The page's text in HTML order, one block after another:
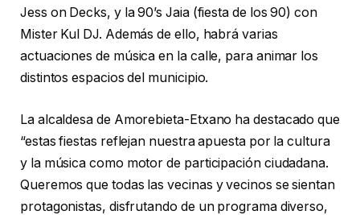
Jess on Decks, y la 90’s Jaia (fiesta de los 90) con
Mister Kul DJ. Además de ello, habrá varias
actuaciones de música en la calle, para animar los
distintos espacios del municipio.
La alcaldesa de Amorebieta-Etxano ha destacado que
“estas fiestas reflejan nuestra apuesta por la cultura
y la música como motor de participación ciudadana.
Queremos que todas las vecinas y vecinos se sientan
protagonistas, disfrutando de un programa diverso,